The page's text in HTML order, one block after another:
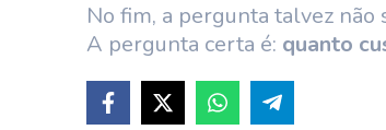
No fim, a pergunta talvez não
A pergunta certa é: quanto